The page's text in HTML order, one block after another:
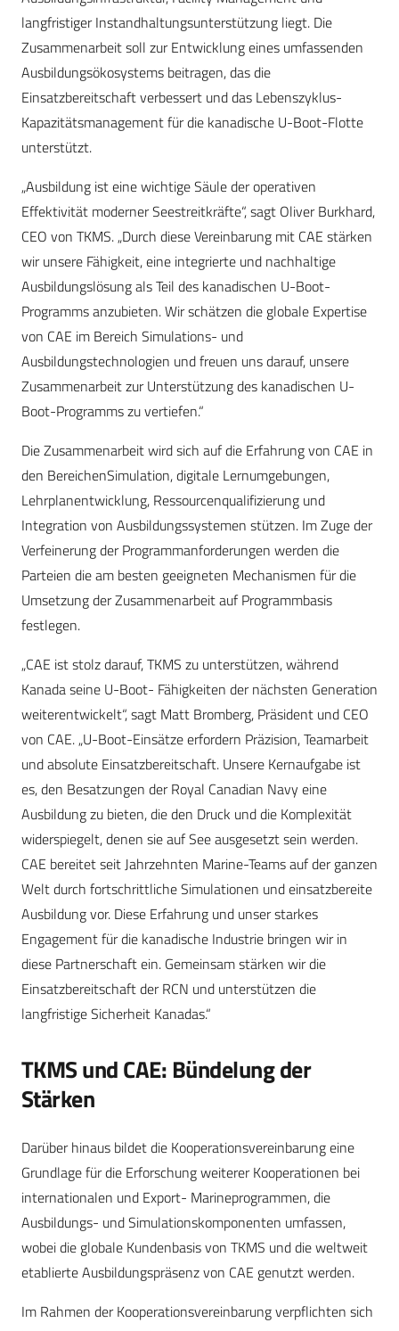
langfristiger Instandhaltungsunterstützung liegt. Die
Zusammenarbeit soll zur Entwicklung eines umfassenden
Ausbildungsökosystems beitragen, das die
Einsatzbereitschaft verbessert und das Lebenszyklus-
Kapazitätsmanagement für die kanadische U-Boot-Flotte
unterstützt.
„Ausbildung ist eine wichtige Säule der operativen
Effektivität moderner Seestreitkräfte“, sagt Oliver Burkhard,
CEO von TKMS. „Durch diese Vereinbarung mit CAE stärken
wir unsere Fähigkeit, eine integrierte und nachhaltige
Ausbildungslösung als Teil des kanadischen U-Boot-
Programms anzubieten. Wir schätzen die globale Expertise
von CAE im Bereich Simulations- und
Ausbildungstechnologien und freuen uns darauf, unsere
Zusammenarbeit zur Unterstützung des kanadischen U-
Boot-Programms zu vertiefen.“
Die Zusammenarbeit wird sich auf die Erfahrung von CAE in
den BereichenSimulation, digitale Lernumgebungen,
Lehrplanentwicklung, Ressourcenqualifizierung und
Integration von Ausbildungssystemen stützen. Im Zuge der
Verfeinerung der Programmanforderungen werden die
Parteien die am besten geeigneten Mechanismen für die
Umsetzung der Zusammenarbeit auf Programmbasis
festlegen.
„CAE ist stolz darauf, TKMS zu unterstützen, während
Kanada seine U-Boot- Fähigkeiten der nächsten Generation
weiterentwickelt“, sagt Matt Bromberg, Präsident und CEO
von CAE. „U-Boot-Einsätze erfordern Präzision, Teamarbeit
und absolute Einsatzbereitschaft. Unsere Kernaufgabe ist
es, den Besatzungen der Royal Canadian Navy eine
Ausbildung zu bieten, die den Druck und die Komplexität
widerspiegelt, denen sie auf See ausgesetzt sein werden.
CAE bereitet seit Jahrzehnten Marine-Teams auf der ganzen
Welt durch fortschrittliche Simulationen und einsatzbereite
Ausbildung vor. Diese Erfahrung und unser starkes
Engagement für die kanadische Industrie bringen wir in
diese Partnerschaft ein. Gemeinsam stärken wir die
Einsatzbereitschaft der RCN und unterstützen die
langfristige Sicherheit Kanadas.“
TKMS und CAE: Bündelung der
Stärken
Darüber hinaus bildet die Kooperationsvereinbarung eine
Grundlage für die Erforschung weiterer Kooperationen bei
internationalen und Export- Marineprogrammen, die
Ausbildungs- und Simulationskomponenten umfassen,
wobei die globale Kundenbasis von TKMS und die weltweit
etablierte Ausbildungspräsenz von CAE genutzt werden.
Im Rahmen der Kooperationsvereinbarung verpflichten sich